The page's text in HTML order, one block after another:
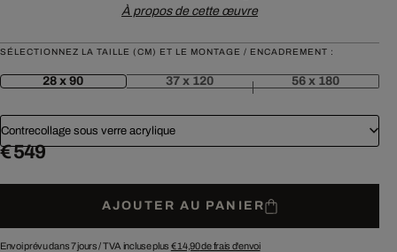
À propos de cette œuvre
SÉLECTIONNEZ LA TAILLE (CM) ET LE MONTAGE / ENCADREMENT :
28 x 90 37 x 120 56 x 180
Contrecollage sous verre acrylique
€ 549
AJOUTER AU PANIER
Envoi prévu dans 7 jours /TVA incluse plus € 14,90de frais d'envoi